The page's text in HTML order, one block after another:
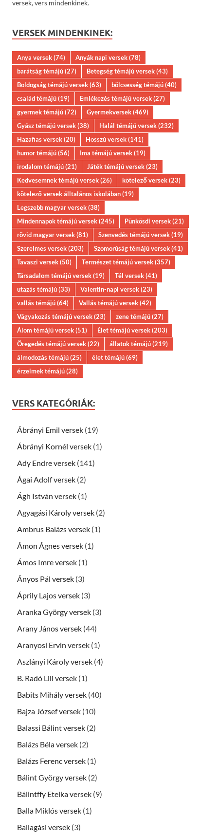
versek, vers mindenkinek.
VERSEK MINDENKINEK:
Anya versek(74) Anyák napi versek(78)
barátság témájú(27) Betegség témájú versek(43)
Boldogság témájú versek(63) bölcsesség témájú(40)
család témájú(19) Emlékezés témájú versek(27)
gyermek témájú(72) Gyermekversek(469)
Gyász témájú versek(38) Halál témájú versek(232)
Hazafias versek(20) Hosszú versek(141)
humor témájú(56) Ima témájú versek(19)
irodalom témájú(21) Játék témájú versek(23)
Kedvesemnek témájú versek(26) kötelező versek(23)
kötelező versek álltalános iskolában(19)
Legszebb magyar versek(38)
Mindennapok témájú versek(245) Pünkösdi versek(21)
rövid magyar versek(81) Szenvedés témájú versek(19)
Szerelmes versek(203) Szomorúság témájú versek(41)
Tavaszi versek(50) Természet témájú versek(357)
Társadalom témájú versek(19) Tél versek(41)
utazás témájú(33) Valentin-napi versek(23)
vallás témájú(64) Vallás témájú versek(42)
Vágyakozás témájú versek(23) zene témájú(27)
Álom témájú versek(51) Élet témájú versek(203)
Öregedés témájú versek(22) állatok témájú(219)
álmodozás témájú(25) élet témájú(69)
érzelmek témájú(28)
VERS KATEGÓRIÁK:
Ábrányi Emil versek (19)
Ábrányi Kornél versek (1)
Ady Endre versek (141)
Ágai Adolf versek (2)
Ágh István versek (1)
Agyagási Károly versek (2)
Ambrus Balázs versek (1)
Ámon Ágnes versek (1)
Ámos Imre versek (1)
Ányos Pál versek (3)
Áprily Lajos versek (3)
Aranka György versek (3)
Arany János versek (44)
Aranyosi Ervin versek (1)
Aszlányi Károly versek (4)
B. Radó Lili versek (1)
Babits Mihály versek (40)
Bajza József versek (10)
Balassi Bálint versek (2)
Balázs Béla versek (2)
Balázs Ferenc versek (1)
Bálint György versek (2)
Bálintffy Etelka versek (9)
Balla Miklós versek (1)
Ballagási versek (3)